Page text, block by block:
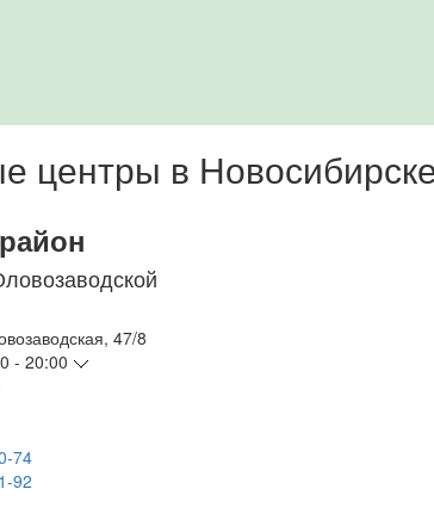
центры в
47/8
- 20:00
74
92